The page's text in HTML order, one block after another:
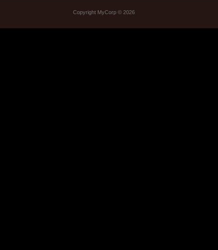
Copyright MyCorp © 2026